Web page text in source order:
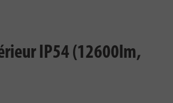
IP54 (12600lm,